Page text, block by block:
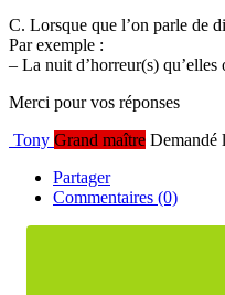
C. Lorsque que l’on parle de
Par exemple :
– La nuit d’horreur(s) qu’elles
Merci pour vos réponses
Tony Grand maître Demandé
Partager
Commentaires (0)